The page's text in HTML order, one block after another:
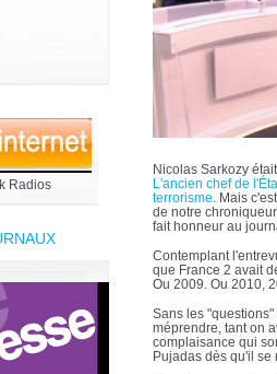
Radios
Nicolas Sarkozy
L'ancien chef de
terrorisme . Mais
de notre
fait honneur au
Contemplant
que France 2 avait
Ou 2009. Ou 2010,
Sans les
méprendre, tant on
complaisance qui
Pujadas dès qu'il se